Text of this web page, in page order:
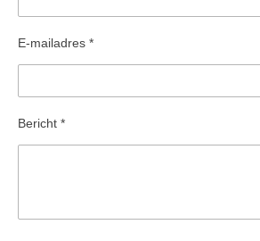
E-mailadres *
Bericht *